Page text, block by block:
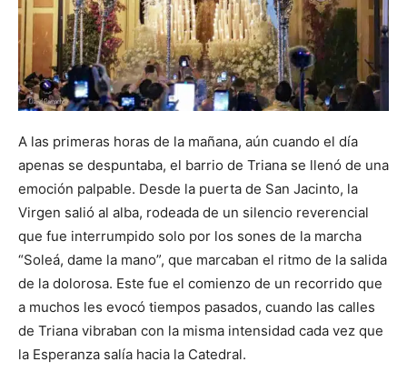
A las primeras horas de la mañana, aún cuando el día
apenas se despuntaba, el barrio de Triana se llenó de una
emoción palpable. Desde la puerta de San Jacinto, la
Virgen salió al alba, rodeada de un silencio reverencial
que fue interrumpido solo por los sones de la marcha
“Soleá, dame la mano”, que marcaban el ritmo de la salida
de la dolorosa. Este fue el comienzo de un recorrido que
a muchos les evocó tiempos pasados, cuando las calles
de Triana vibraban con la misma intensidad cada vez que
la Esperanza salía hacia la Catedral.